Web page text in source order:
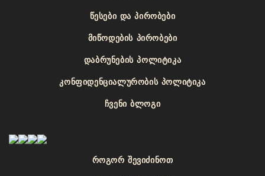
ᲬᲔᲡᲔᲑᲘ ᲓᲐ ᲞᲘᲠᲝᲑᲔᲑᲘ
ᲛᲘᲬᲝᲓᲔᲑᲘᲡ ᲞᲘᲠᲝᲑᲔᲑᲘ
ᲓᲐᲑᲠᲣᲜᲔᲑᲘᲡ ᲞᲝᲚᲘᲢᲘᲙᲐ
ᲙᲝᲜᲤᲘᲓᲔᲜᲪᲘᲐᲚᲣᲠᲝᲑᲘᲡ ᲞᲝᲚᲘᲢᲘᲙᲐ
ᲩᲕᲔᲜᲘ ᲑᲚᲝᲒᲘ
ᲠᲝᲒᲝᲠ ᲨᲔᲕᲘᲫᲘᲜᲝᲗ